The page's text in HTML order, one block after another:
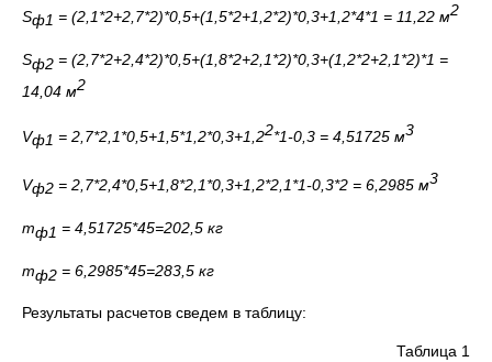
Sф1 = (2,1*2+2,7*2)*0,5+(1,5*2+1,2*2)*0,3+1,2*4*1 = 11,22 м2
Sф2 = (2,7*2+2,4*2)*0,5+(1,8*2+2,1*2)*0,3+(1,2*2+2,1*2)*1 =
14,04 м2
Vф1 = 2,7*2,1*0,5+1,5*1,2*0,3+1,22*1-0,3 = 4,51725 м3
Vф2 = 2,7*2,4*0,5+1,8*2,1*0,3+1,2*2,1*1-0,3*2 = 6,2985 м3
mф1 = 4,51725*45=202,5 кг
mф2 = 6,2985*45=283,5 кг
Результаты расчетов сведем в таблицу:
Таблица 1